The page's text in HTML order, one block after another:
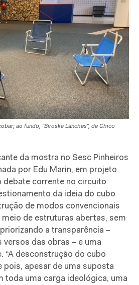
ao fundo, “Biroska Lanches”, de Chico
da mostra no Sesc Pinheiros
por Edu Marin, em projeto
debate corrente no circuito
da ideia do cubo
de modos convencionais
de estruturas abertas, sem
a transparência –
versos das obras – e uma
“A desconstrução do cubo
pois, apesar de uma suposta
toda uma carga ideológica, uma